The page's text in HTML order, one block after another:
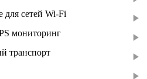
для сетей Wi-Fi
мониторинг
транспорт